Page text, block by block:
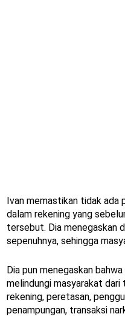
Ivan memastikan tidak ada
dalam rekening yang
tersebut. Dia menegaskan
sepenuhnya, sehingga
Dia pun menegaskan
melindungi masyarakat
rekening, peretasan,
penampungan, transaksi